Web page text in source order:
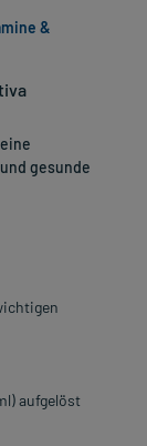
gesunde
aufgelöst
&